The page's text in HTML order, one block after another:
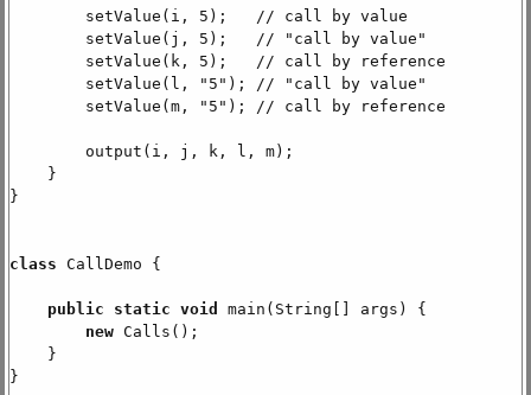
setValue(i, 5); // call by value
setValue(j, 5); // "call by value"
setValue(k, 5); // call by reference
setValue(l, "5"); // "call by value"
setValue(m, "5"); // call by reference
output(i, j, k, l, m);
}
}
class CallDemo {
public static void
main(String[] args) {
new Calls();
}
}